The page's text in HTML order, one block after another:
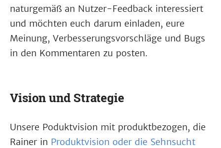
naturgemäß an Nutzer-Feedback interessiert
und möchten euch darum einladen, eure
Meinung, Verbesserungsvorschläge und Bugs
in den Kommentaren zu posten.
Vision und Strategie
Unsere Poduktvision mit produktbezogen, die
Rainer in Produktvision oder die Sehnsucht